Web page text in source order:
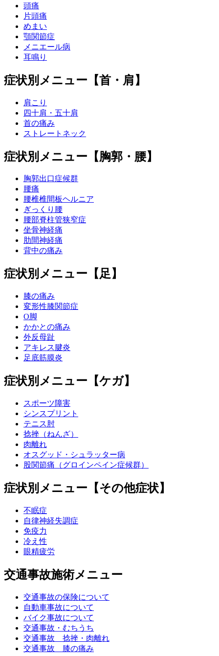
頭痛
片頭痛
めまい
顎関節症
メニエール病
耳鳴り
症状別メニュー【首・肩】
肩こり
四十肩・五十肩
首の痛み
ストレートネック
症状別メニュー【胸郭・腰】
胸郭出口症候群
腰痛
腰椎椎間板ヘルニア
ぎっくり腰
腰部脊柱管狭窄症
坐骨神経痛
肋間神経痛
背中の痛み
症状別メニュー【足】
膝の痛み
変形性膝関節症
O脚
かかとの痛み
外反母趾
アキレス腱炎
足底筋膜炎
症状別メニュー【ケガ】
スポーツ障害
シンスプリント
テニス肘
捻挫（ねんざ）
肉離れ
オスグッド・シュラッター病
股関節痛（グロインペイン症候群）
症状別メニュー【その他症状】
不眠症
自律神経失調症
免疫力
冷え性
眼精疲労
交通事故施術メニュー
交通事故の保険について
自動車事故について
バイク事故について
交通事故・むちうち
交通事故 捻挫・肉離れ
交通事故 膝の痛み